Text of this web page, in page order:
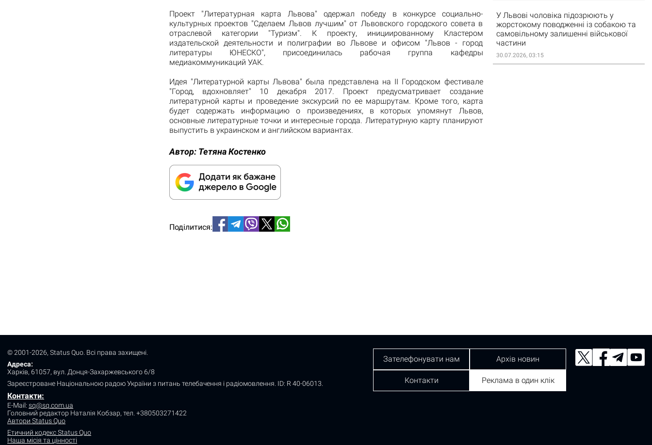
Проект "Литературная карта Львова" одержал победу в конкурсе социально-
культурных проектов "Сделаем Львов лучшим" от Львовского городского совета в
отраслевой категории "Туризм". К проекту, инициированному Кластером
издательской деятельности и полиграфии во Львове и офисом "Львов - город
литературы ЮНЕСКО", присоединилась рабочая группа кафедры
медиакоммуникаций УАК.
Идея "Литературной карты Львова" была представлена ​​на ІІ Городском фестивале
"Город, вдохновляет" 10 декабря 2017. Проект предусматривает создание
литературной карты и проведение экскурсий по ее маршрутам. Кроме того, карта
будет содержать информацию о произведениях, в которых упомянут Львов,
основные литературные точки и интересные города. Литературную карту планируют
выпустить в украинском и английском вариантах.
Автор: Тетяна Костенко
Поділитися:
У Львові чоловіка підозрюють у
жорстокому поводженні із собакою та
самовільному залишенні військової
частини
30.07.2026, 03:15
© 2001-2026, Status Quo. Всі права захищені.
Адреса:
Харків, 61057, вул. Донця-Захаржевського 6/8
Зареєстроване Національною радою України з питань телебачення і радіомовлення. ID: R 40-06013.
Контакти:
E-Mail: sq@sq.com.ua
Головний редактор Наталія Кобзар, тел. +380503271422
Автори Status Quo
Етичний кодекс Status Quo
Наша місія та цінності
Зателефонувати нам Архів новин
Контакти Реклама в один клік